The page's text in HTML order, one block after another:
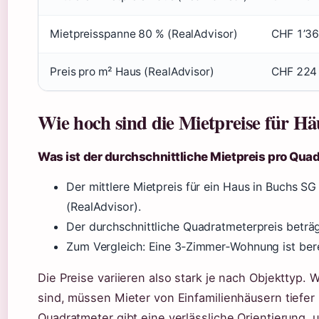
Mietpreisspanne 80 % (RealAdvisor) CHF
Preis pro m² Haus (RealAdvisor) CHF 224
Wie hoch sind die Mietpreise für
Was ist der durchschnittliche Mietpreis pro
Der mittlere Mietpreis für ein Haus in Buchs
(RealAdvisor).
Der durchschnittliche Quadratmeterpreis
Zum Vergleich: Eine 3‑Zimmer‑Wohnung ist
Die Preise variieren also stark je nach Objekttyp.
sind, müssen Mieter von Einfamilienhäusern